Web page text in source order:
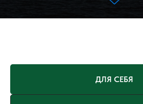
ДЛЯ СЕБЯ